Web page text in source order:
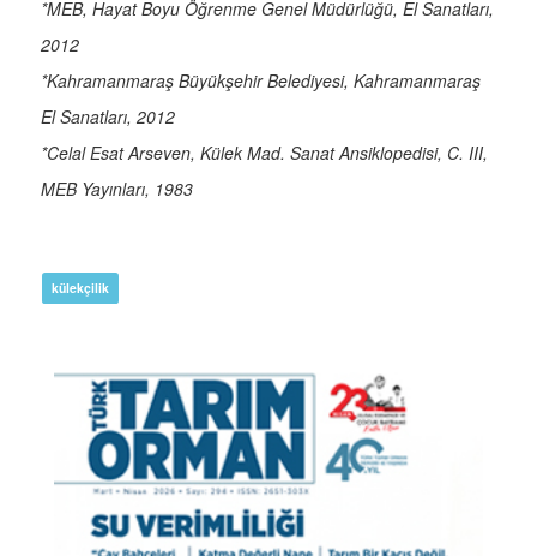
*MEB, Hayat Boyu Öğrenme Genel Müdürlüğü, El Sanatları,
2012
*Kahramanmaraş Büyükşehir Belediyesi, Kahramanmaraş
El Sanatları, 2012
*Celal Esat Arseven, Külek Mad. Sanat Ansiklopedisi, C. III,
MEB Yayınları, 1983
külekçilik